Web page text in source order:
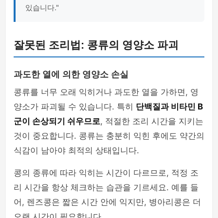
있습니다."
잘못된 조리법: 콩류의 영양소 파괴
과도한 열에 의한 영양소 손실
콩류를 너무 오래 익히거나 과도한 열을 가하면, 영
양소가 파괴될 수 있습니다. 특히 단백질과 비타민 B
군이 손상되기 쉬우므로, 적절한 조리 시간을 지키는
것이 중요합니다. 콩류는 충분히 익힌 후에도 약간의
식감이 남아야 최적의 상태입니다.
콩의 종류에 따라 익히는 시간이 다르므로, 적정 조
리 시간을 항상 체크하는 습관을 기르세요. 예를 들
어, 렌즈콩은 짧은 시간 안에 익지만, 병아리콩은 더